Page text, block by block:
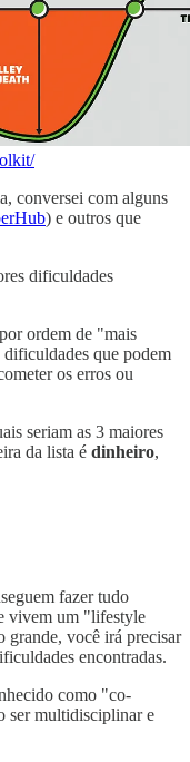
conversei com alguns
) e outros que
dificuldades
ordem de "mais
dificuldades que podem
os erros ou
seriam as 3 maiores
da lista é dinheiro,
fazer tudo
vivem um "lifestyle
grande, você irá precisar
encontradas.
como "co-
ser multidisciplinar e